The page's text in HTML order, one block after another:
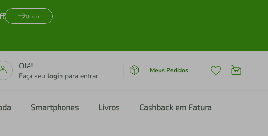
Quero
Olá!
Faça seu login para entrar
Meus Pedidos
Smartphones Livros Cashback em Fatura